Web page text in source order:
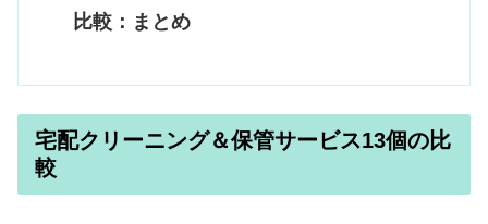
比較：まとめ
宅配クリーニング＆保管サービス13個の比
較